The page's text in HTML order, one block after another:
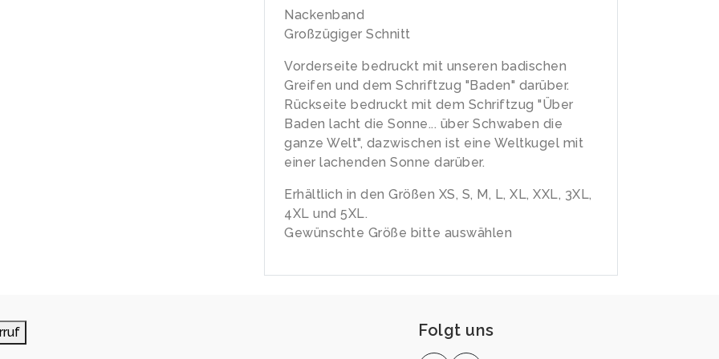
Nackenband
Großzügiger Schnitt
Vorderseite bedruckt mit unseren badischen
Greifen und dem Schriftzug "Baden" darüber.
Rückseite bedruckt mit dem Schriftzug "Über
Baden lacht die Sonne... über Schwaben die
ganze Welt", dazwischen ist eine Weltkugel mit
einer lachenden Sonne darüber.
Erhältlich in den Größen XS, S, M, L, XL, XXL, 3XL,
4XL und 5XL.
Gewünschte Größe bitte auswählen
Folgt uns